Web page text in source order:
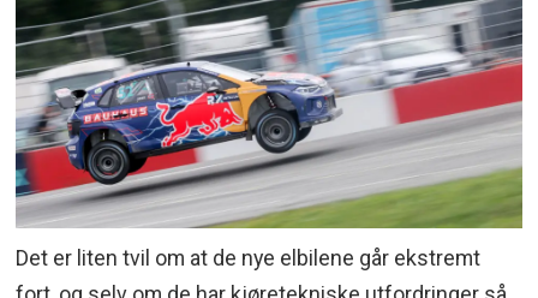
Det er liten tvil om at de nye elbilene går ekstremt